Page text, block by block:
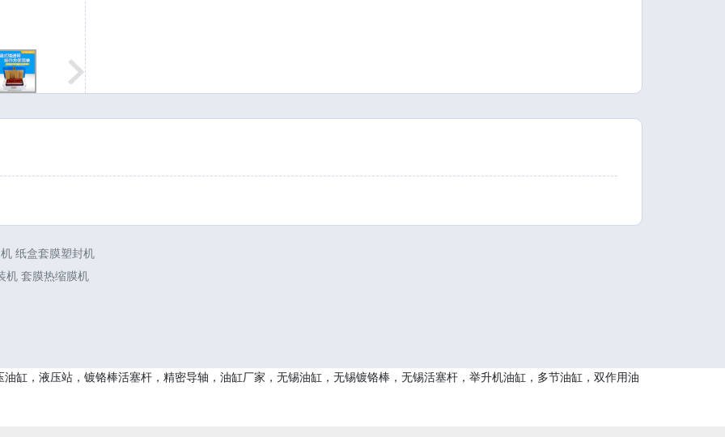
纸盒套膜塑封机
机 套膜热缩膜机
缸，液压站，镀铬棒活塞杆，精密导轴，油缸厂家，无锡油缸，无锡镀铬棒，无锡活塞杆，举升机油缸，多节油缸，双作用油